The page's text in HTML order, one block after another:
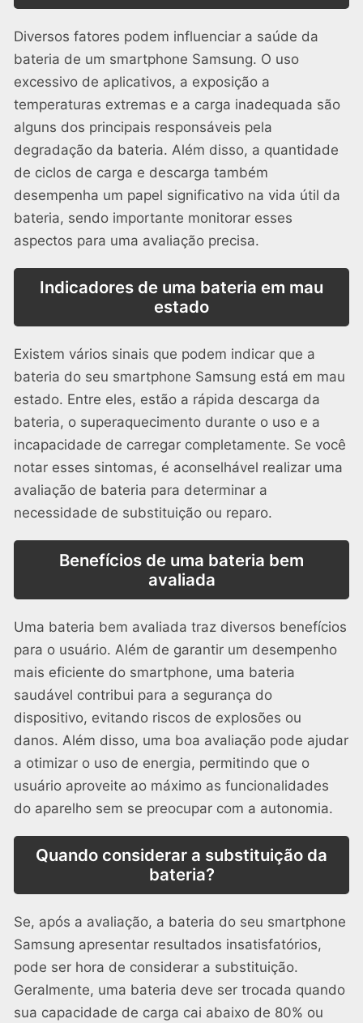
Diversos fatores podem influenciar a saúde da
bateria de um smartphone Samsung. O uso
excessivo de aplicativos, a exposição a
temperaturas extremas e a carga inadequada são
alguns dos principais responsáveis pela
degradação da bateria. Além disso, a quantidade
de ciclos de carga e descarga também
desempenha um papel significativo na vida útil da
bateria, sendo importante monitorar esses
aspectos para uma avaliação precisa.
Indicadores de uma bateria em mau
estado
Existem vários sinais que podem indicar que a
bateria do seu smartphone Samsung está em mau
estado. Entre eles, estão a rápida descarga da
bateria, o superaquecimento durante o uso e a
incapacidade de carregar completamente. Se você
notar esses sintomas, é aconselhável realizar uma
avaliação de bateria para determinar a
necessidade de substituição ou reparo.
Benefícios de uma bateria bem
avaliada
Uma bateria bem avaliada traz diversos benefícios
para o usuário. Além de garantir um desempenho
mais eficiente do smartphone, uma bateria
saudável contribui para a segurança do
dispositivo, evitando riscos de explosões ou
danos. Além disso, uma boa avaliação pode ajudar
a otimizar o uso de energia, permitindo que o
usuário aproveite ao máximo as funcionalidades
do aparelho sem se preocupar com a autonomia.
Quando considerar a substituição da
bateria?
Se, após a avaliação, a bateria do seu smartphone
Samsung apresentar resultados insatisfatórios,
pode ser hora de considerar a substituição.
Geralmente, uma bateria deve ser trocada quando
sua capacidade de carga cai abaixo de 80% ou